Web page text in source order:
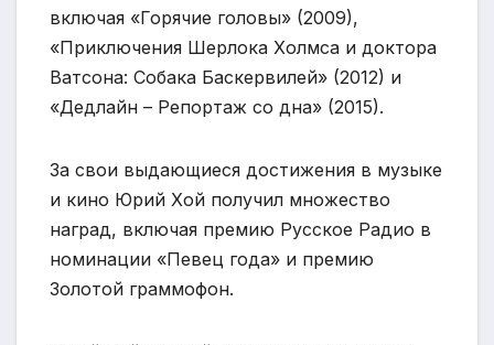
включая «Горячие головы» (2009),
«Приключения Шерлока Холмса и доктора
Ватсона: Собака Баскервилей» (2012) и
«Дедлайн – Репортаж со дна» (2015).
За свои выдающиеся достижения в музыке
и кино Юрий Хой получил множество
наград, включая премию Русское Радио в
номинации «Певец года» и премию
Золотой граммофон.